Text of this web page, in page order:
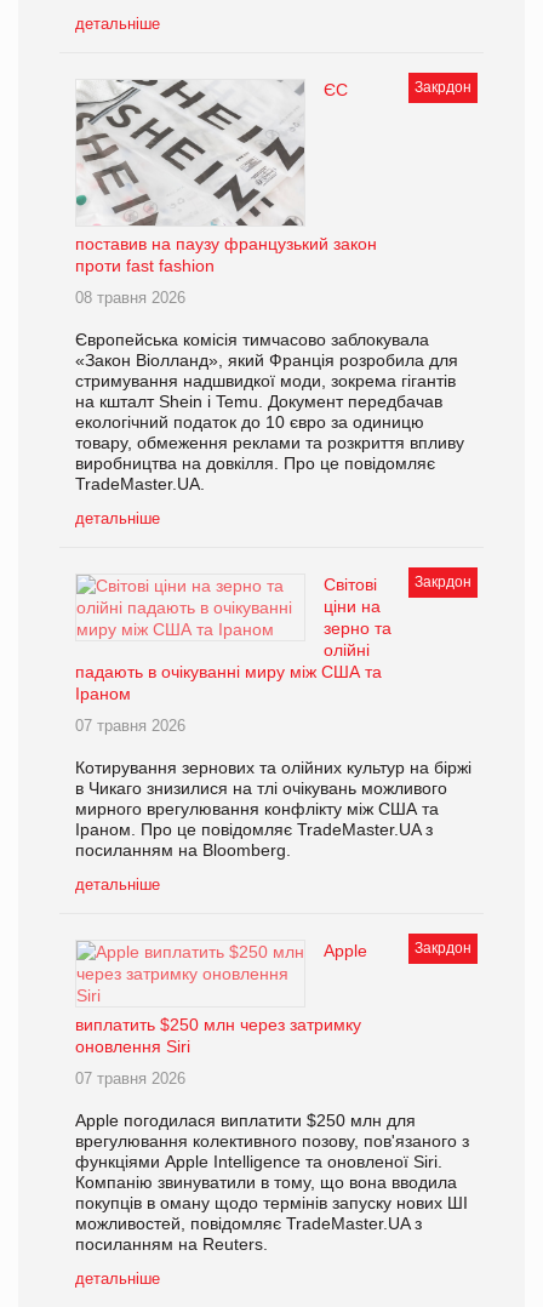
детальніше
Закрдон
ЄС
поставив на паузу французький закон
проти fast fashion
08 травня 2026
Європейська комісія тимчасово заблокувала
«Закон Віолланд», який Франція розробила для
стримування надшвидкої моди, зокрема гігантів
на кшталт Shein і Temu. Документ передбачав
екологічний податок до 10 євро за одиницю
товару, обмеження реклами та розкриття впливу
виробництва на довкілля. Про це повідомляє
TradeMaster.UA.
детальніше
Закрдон
Світові
ціни на
зерно та
олійні
падають в очікуванні миру між США та
Іраном
07 травня 2026
Котирування зернових та олійних культур на біржі
в Чикаго знизилися на тлі очікувань можливого
мирного врегулювання конфлікту між США та
Іраном. Про це повідомляє TradeMaster.UA з
посиланням на Bloomberg.
детальніше
Закрдон
Apple
виплатить $250 млн через затримку
оновлення Siri
07 травня 2026
Apple погодилася виплатити $250 млн для
врегулювання колективного позову, пов'язаного з
функціями Apple Intelligence та оновленої Siri.
Компанію звинуватили в тому, що вона вводила
покупців в оману щодо термінів запуску нових ШІ
можливостей, повідомляє TradeMaster.UA з
посиланням на Reuters.
детальніше